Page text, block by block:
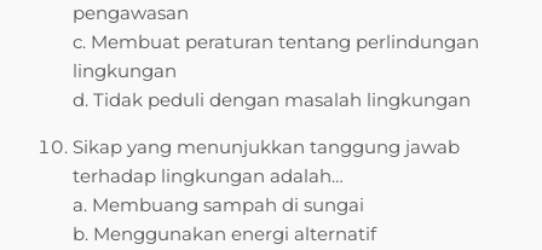
pengawasan
c. Membuat peraturan tentang perlindungan
lingkungan
d. Tidak peduli dengan masalah lingkungan
Sikap yang menunjukkan tanggung jawab
terhadap lingkungan adalah…
a. Membuang sampah di sungai
b. Menggunakan energi alternatif